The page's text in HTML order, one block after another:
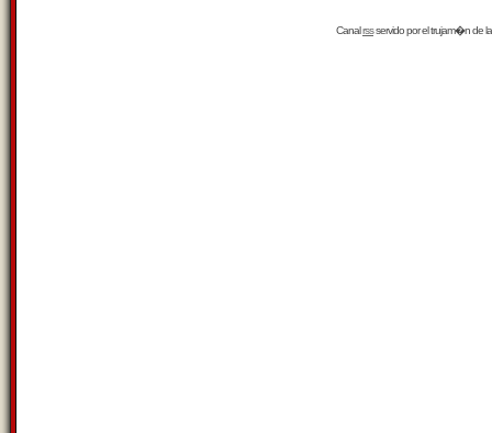
Canalrssservido por eltrujam�nde